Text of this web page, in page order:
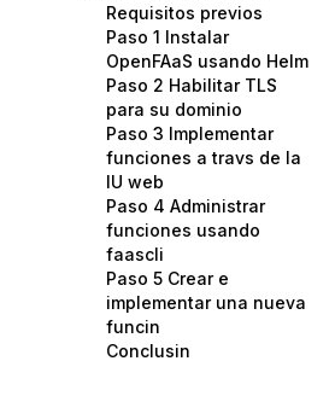
Managed Databases
Management and Dev Tools
Networking
Security
Storage
Browse all products
Developer Tools
Gaming and Media
Hosting
Security and Networking
Startups and SMBs
Web and App Platforms
See all solutions
Get Involved
Utilities and Help
Requisitos previos
Paso 1 Instalar
OpenFAaS usando Helm
Paso 2 Habilitar TLS
para su dominio
Paso 3 Implementar
funciones a travs de la
IU web
Paso 4 Administrar
funciones usando
faascli
Paso 5 Crear e
implementar una nueva
funcin
Conclusin